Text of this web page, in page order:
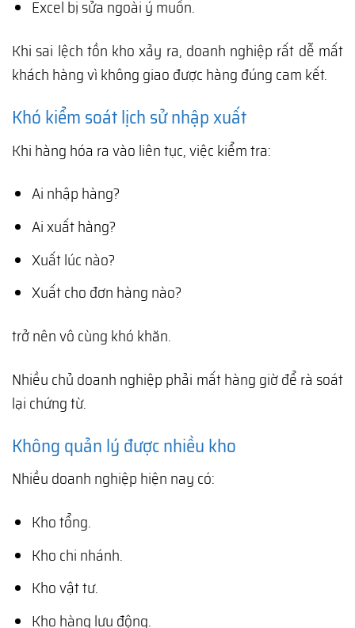
Excel bị sửa ngoài ý muốn.
Khi sai lệch tồn kho xảy ra, doanh nghiệp rất dễ mất
khách hàng vì không giao được hàng đúng cam kết.
Khó kiểm soát lịch sử nhập xuất
Khi hàng hóa ra vào liên tục, việc kiểm tra:
Ai nhập hàng?
Ai xuất hàng?
Xuất lúc nào?
Xuất cho đơn hàng nào?
trở nên vô cùng khó khăn.
Nhiều chủ doanh nghiệp phải mất hàng giờ để rà soát
lại chứng từ.
Không quản lý được nhiều kho
Nhiều doanh nghiệp hiện nay có:
Kho tổng.
Kho chi nhánh.
Kho vật tư.
Kho hàng lưu động.